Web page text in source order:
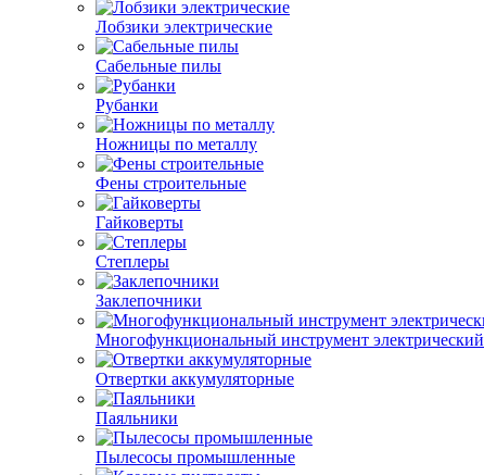
Лобзики электрические
Сабельные пилы
Рубанки
Ножницы по металлу
Фены строительные
Гайковерты
Степлеры
Заклепочники
Многофункциональный инструмент электрический
Отвертки аккумуляторные
Паяльники
Пылесосы промышленные